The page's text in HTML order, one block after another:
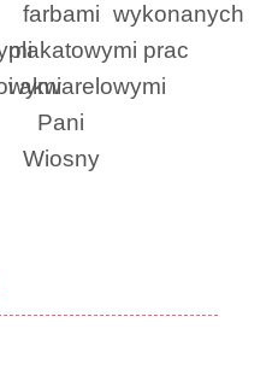
farbami
plakatowymi
i akwarelowymi
Pani
Wiosny
wykonanych
prac